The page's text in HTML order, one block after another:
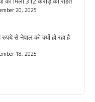
20, 2025
से नेपाल को क्यों हो रहा है
18, 2025